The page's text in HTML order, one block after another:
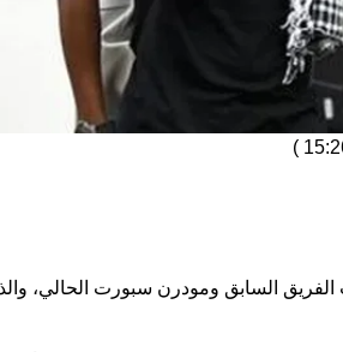
)
السابق ومودرن سبورت الحالي،